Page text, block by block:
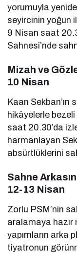
yorumuyla
seyircinin yoğun
9 Nisan saat
Sahnesi’nde
Mizah ve
10 Nisan
Kaan
hikâyelerle
saat 20.30’da
harmanlayan
absürtlüklerini
Sahne
12-13 Nisan
Zorlu PSM’nin
aralamaya hazır
yapımların arka
tiyatronun